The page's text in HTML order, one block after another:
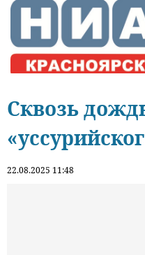
Сквозь
22.08.2025 11:48